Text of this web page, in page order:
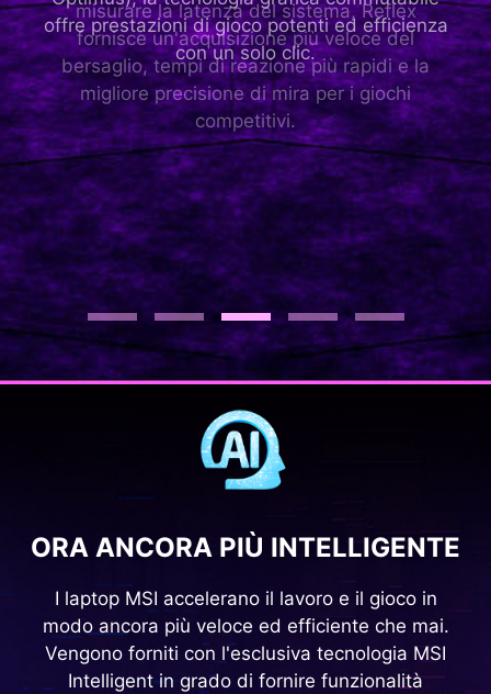
l'era dell'intelligenza artificiale, le GPU
GeForce RTX™ e NVIDIA RTX™ sono dotate di
Tensor Core AI specializzati che offrono
prestazioni all'avanguardia e capacità
rivoluzionarie. Dalla creatività migliorata e dalla
produttività ultra efficiente ai giochi
straordinariamente veloci, il massimo della
potenza dell'intelligenza artificiale sui PC
Windows è su RTX.
offre prestazioni di gioco potenti ed efficienza
con un solo clic.
misurare la latenza del sistema, Reflex
fornisce un'acquisizione più veloce del
bersaglio, tempi di reazione più rapidi e la
migliore precisione di mira per i giochi
competitivi.
1 2 3 4 5
ORA ANCORA PIÙ INTELLIGENTE
I laptop MSI accelerano il lavoro e il gioco in
modo ancora più veloce ed efficiente che mai.
Vengono forniti con l'esclusiva tecnologia MSI
Intelligent in grado di fornire funzionalità